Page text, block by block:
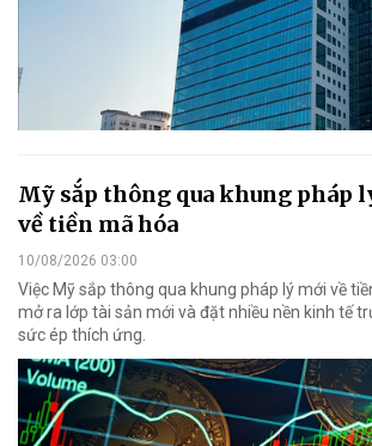
Mỹ sắp thông qua khung pháp
về tiền mã hóa
10/08/2026 03:00
Việc Mỹ sắp thông qua khung pháp lý mới về
mở ra lớp tài sản mới và đặt nhiều nền kinh tế
sức ép thích ứng.